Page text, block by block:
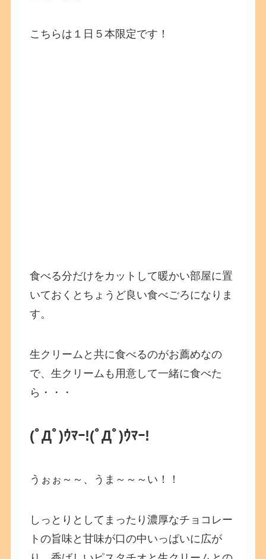
こちらは１日５本限定です！
食べる分だけをカットして暖かい部屋に置
いておくとちょうど良い食べごろになりま
す。
生クリームと共に食べるのがお薦めなの
で、生クリームも用意して一緒に食べた
ら・・・
(ﾟДﾟ)ｳﾏｰ!(ﾟДﾟ)ｳﾏｰ!
うぉぉ～～、うま～～～い！！
しっとりとしてまったり濃厚なチョコレー
トの旨味と甘味が口の中いっぱいに広が